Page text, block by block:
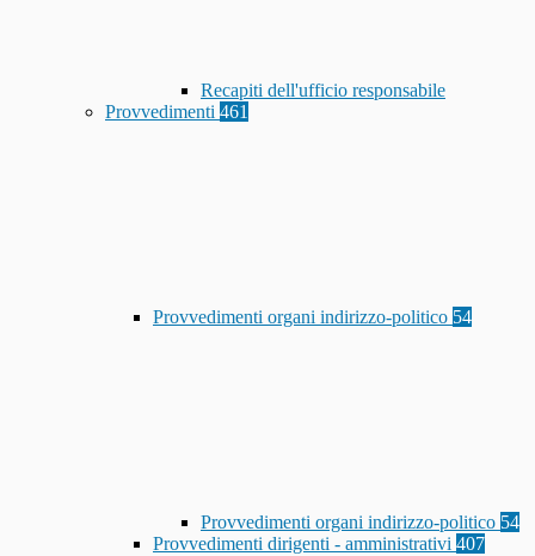
Recapiti dell'ufficio responsabile
Provvedimenti 461
Provvedimenti organi indirizzo-politico 54
Provvedimenti organi indirizzo-politico 54
Provvedimenti dirigenti - amministrativi 407